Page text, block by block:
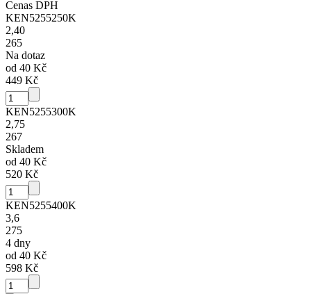
Cenas DPH
KEN5255250K
2,40
265
Na dotaz
od 40 Kč
449 Kč
KEN5255300K
2,75
267
Skladem
od 40 Kč
520 Kč
KEN5255400K
3,6
275
4 dny
od 40 Kč
598 Kč